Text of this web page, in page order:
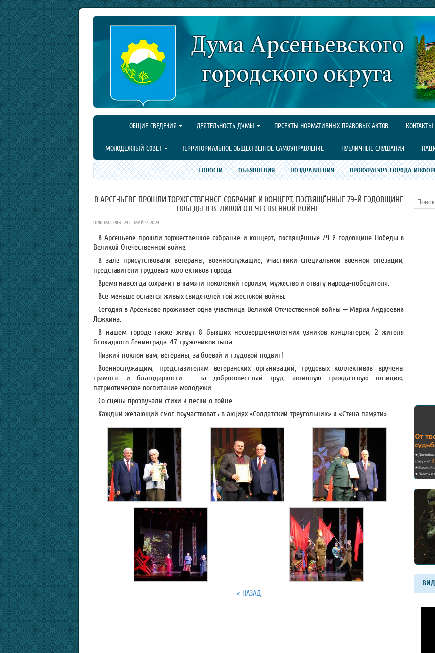
ОБЩИЕ СВЕДЕНИЯ ДЕЯТЕЛЬНОСТЬ ДУМЫ ПРОЕКТЫ НОРМАТИВНЫХ ПРАВОВЫХ АКТОВ КОНТАКТЫ
МОЛОДЕЖНЫЙ СОВЕТ ТЕРРИТОРИАЛЬНОЕ ОБЩЕСТВЕННОЕ САМОУПРАВЛЕНИЕ ПУБЛИЧНЫЕ СЛУШАНИЯ
НОВОСТИ ОБЪЯВЛЕНИЯ ПОЗДРАВЛЕНИЯ ПРОКУРАТУРА ГОРОДА
В АРСЕНЬЕВЕ ПРОШЛИ ТОРЖЕСТВЕННОЕ СОБРАНИЕ И КОНЦЕРТ, ПОСВЯЩЁННЫЕ 79-Й ГОДОВЩИНЕ
ПОБЕДЫ В ВЕЛИКОЙ ОТЕЧЕСТВЕННОЙ ВОЙНЕ.
ПРОСМОТРОВ: 241 · МАЙ 9, 2024
В Арсеньеве прошли торжественное собрание и концерт, посвящённые 79-й годовщине Победы в
Великой Отечественной войне.
В зале присутствовали ветераны, военнослужащие, участники специальной военной операции,
представители трудовых коллективов города.
Время навсегда сохранит в памяти поколений героизм, мужество и отвагу народа-победителя.
Все меньше остается живых свидетелей той жестокой войны.
Сегодня в Арсеньеве проживает одна участница Великой Отечественной войны — Мария Андреевна
Ложкина.
В нашем городе также живут 8 бывших несовершеннолетних узников концлагерей, 2 жителя
блокадного Ленинграда, 47 тружеников тыла.
Низкий поклон вам, ветераны, за боевой и трудовой подвиг!
Военнослужащим, представителям ветеранских организаций, трудовых коллективов вручены
грамоты и благодарности – за добросовестный труд, активную гражданскую позицию,
патриотическое воспитание молодежи.
Со сцены прозвучали стихи и песни о войне.
Каждый желающий смог поучаствовать в акциях «Солдатский треугольник» и «Стена памяти».
« НАЗАД
Поиск